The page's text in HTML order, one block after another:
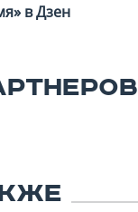
в Дзен